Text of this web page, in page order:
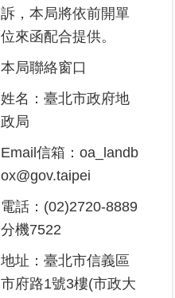
訴，本局將依前開單
位來函配合提供。
本局聯絡窗口
姓名：臺北市政府地
政局
Email信箱：oa_landb
ox@gov.taipei
電話：(02)2720-8889
分機7522
地址：臺北市信義區
市府路1號3樓(市政大